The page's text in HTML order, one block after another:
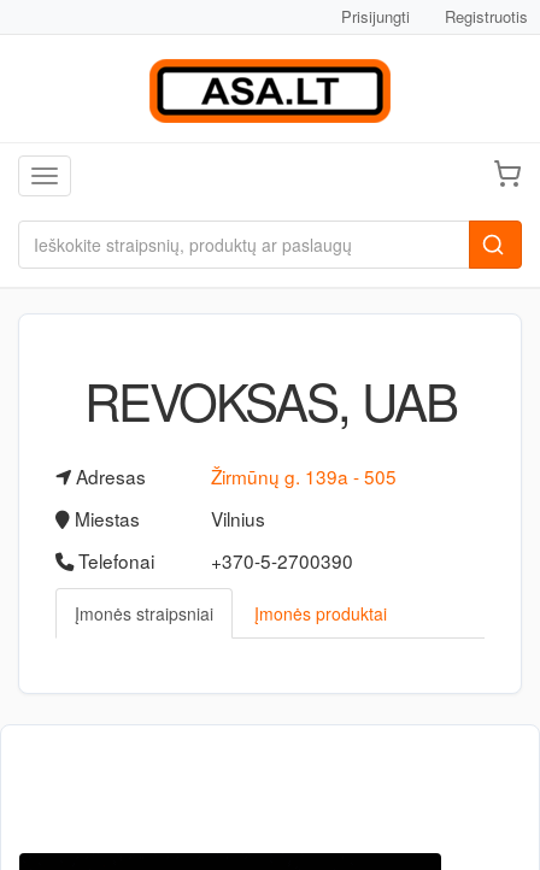
Prisijungti Registruotis
Toggle navigation
REVOKSAS, UAB
Adresas
Žirmūnų g. 139a - 505
Miestas
Vilnius
Telefonai
+370-5-2700390
Įmonės straipsniai Įmonės produktai